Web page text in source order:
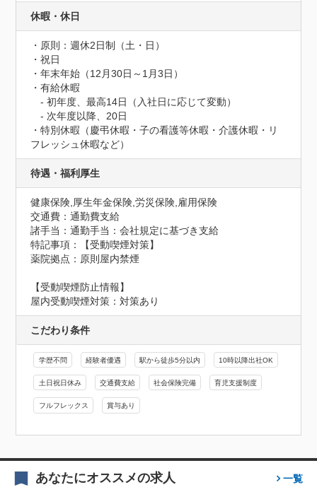
休暇・休日
・原則：週休2日制（土・日）
・祝日
・年末年始（12月30日～1月3日）
・有給休暇
- 初年度、最高14日（入社日に応じて変動）
- 次年度以降、20日
・特別休暇（慶弔休暇・子の看護等休暇・介護休暇・リ
フレッシュ休暇など）
待遇・福利厚生
健康保険,厚生年金保険,労災保険,雇用保険
交通費：通勤費支給
諸手当：通勤手当：会社規定に基づき支給
特記事項：【受動喫煙対策】
薬院拠点：原則屋内禁煙
【受動喫煙防止情報】
屋内受動喫煙対策：対策あり
こだわり条件
学歴不問 経験者優遇 駅から徒歩5分以内 10時以降出社OK
土日祝日休み 交通費支給 社会保険完備 育児支援制度
フルフレックス 賞与あり
あなたにオススメの求人 一覧